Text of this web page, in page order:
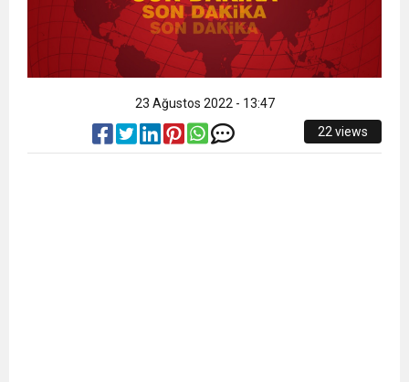
23 Ağustos 2022 - 13:47
22 views